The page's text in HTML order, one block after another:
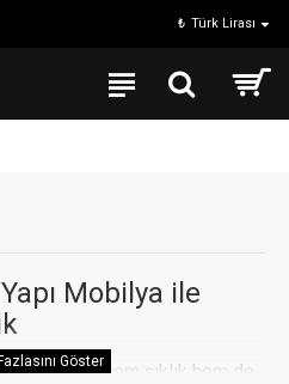
₺ Türk Lirası
Mobilya ile
hem şıklık hem de